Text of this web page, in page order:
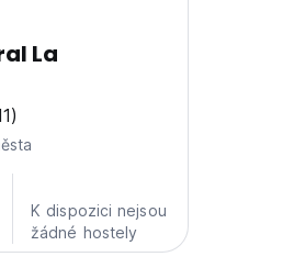
La
K dispozici nejsou
žádné hostely